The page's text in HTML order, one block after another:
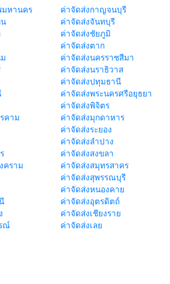
มหานคร ค่าจัดส่งกาญจนบุรี
ค่าจัดส่งจันทบุรี
ค่าจัดส่งชัยภูมิ
ค่าจัดส่งตาก
ค่าจัดส่งนครราชสีมา
ค่าจัดส่งนราธิวาส
ค่าจัดส่งปทุมธานี
ค่าจัดส่งพระนครศรีอยุธยา
ค่าจัดส่งพิจิตร
คาม ค่าจัดส่งมุกดาหาร
ค่าจัดส่งระยอง
ค่าจัดส่งลำปาง
ค่าจัดส่งสงขลา
คราม ค่าจัดส่งสมุทรสาคร
ค่าจัดส่งสุพรรณบุรี
ค่าจัดส่งหนองคาย
ค่าจัดส่งอุตรดิตถ์
ค่าจัดส่งเชียงราย
ณ์ ค่าจัดส่งเลย